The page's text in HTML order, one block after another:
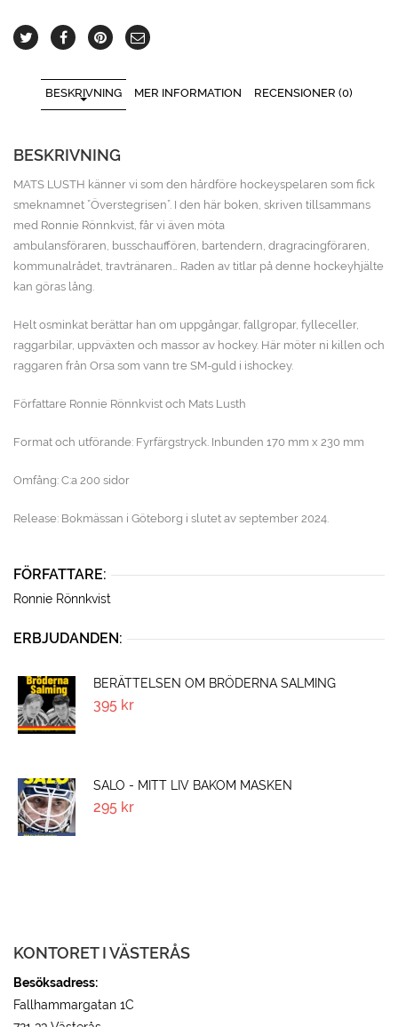
BESKRIVNING MER INFORMATION RECENSIONER (0)
BESKRIVNING
MATS LUSTH känner vi som den hårdföre hockeyspelaren som fick
smeknamnet ”Överstegrisen”. I den här boken, skriven tillsammans
med Ronnie Rönnkvist, får vi även möta
ambulansföraren, busschauffören, bartendern, dragracingföraren,
kommunalrådet, travtränaren… Raden av titlar på denne hockeyhjälte
kan göras lång.
Helt osminkat berättar han om uppgångar, fallgropar, fylleceller,
raggarbilar, uppväxten och massor av hockey. Här möter ni killen och
raggaren från Orsa som vann tre SM-guld i ishockey.
Författare Ronnie Rönnkvist och Mats Lusth
Format och utförande: Fyrfärgstryck. Inbunden 170 mm x 230 mm
Omfång: C:a 200 sidor
Release: Bokmässan i Göteborg i slutet av september 2024.
FÖRFATTARE:
Ronnie Rönnkvist
ERBJUDANDEN:
BERÄTTELSEN OM BRÖDERNA SALMING
395 kr
SALO - MITT LIV BAKOM MASKEN
295 kr
KONTORET I VÄSTERÅS
Besöksadress:
Fallhammargatan 1C